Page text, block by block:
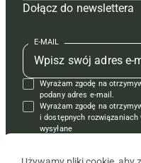
Mapa serwisu
Kontakt
Regulamin
Polityka prywatności
Prenumerata
Redakcja
Kontakt
Reklama
Prenumerata
Reklama
Kontakt
Krzyżówki
Czasopisma i prenumerata
Książki
Regulamin
Dołącz do newslettera
E-MAIL
Wyrażam zgodę na
podany adres e-mail.
Wyrażam zgodę na
i dostępnych
wysyłane